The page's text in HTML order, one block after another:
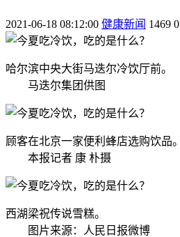
2021-06-18 08:12:00 健康新闻 1469 0
哈尔滨中央大街马迭尔冷饮厅前。
马迭尔集团供图
顾客在北京一家便利蜂店选购饮品。
本报记者 康 朴摄
西湖梁祝传说雪糕。
图片来源：人民日报微博